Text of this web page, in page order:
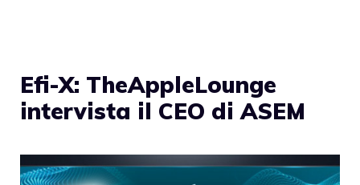
Efi-X: TheAppleLounge
intervista il CEO di ASEM